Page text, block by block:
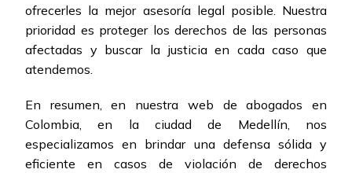
ofrecerles la mejor asesoría legal posible. Nuestra
prioridad es proteger los derechos de las personas
afectadas y buscar la justicia en cada caso que
atendemos.
En resumen, en nuestra web de abogados en
Colombia, en la ciudad de Medellín, nos
especializamos en brindar una defensa sólida y
eficiente en casos de violación de derechos